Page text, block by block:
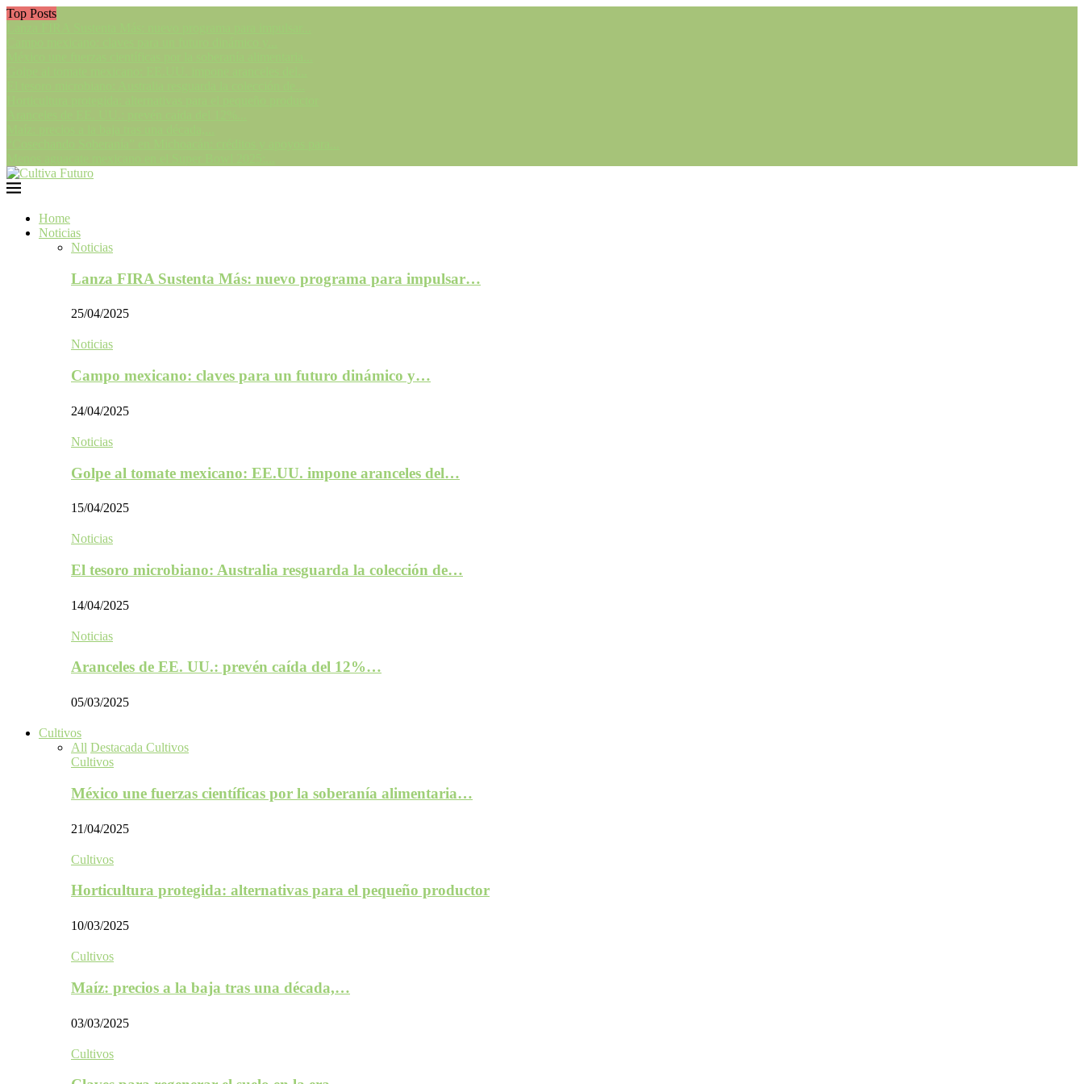
Top Posts
Home
Noticias
Noticias
Lanza FIRA Sustenta Más: nuevo programa para impulsar…
25/04/2025
Noticias
Campo mexicano: claves para un futuro dinámico y…
24/04/2025
Noticias
Golpe al tomate mexicano: EE.UU. impone aranceles del…
15/04/2025
Noticias
El tesoro microbiano: Australia resguarda la colección de…
14/04/2025
Noticias
Aranceles de EE. UU.: prevén caída del 12%…
05/03/2025
Cultivos
All Destacada Cultivos
Cultivos
México une fuerzas científicas por la soberanía alimentaria…
21/04/2025
Cultivos
Horticultura protegida: alternativas para el pequeño productor
10/03/2025
Cultivos
Maíz: precios a la baja tras una década,…
03/03/2025
Cultivos